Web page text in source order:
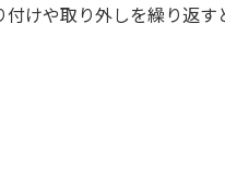
けや取り外しを繰り返す